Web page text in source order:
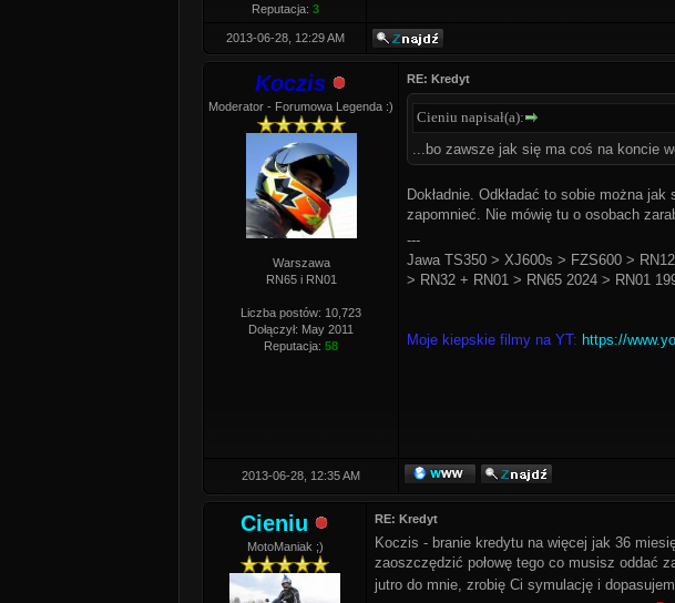
Reputacja: 3
2013-06-28, 12:29 AM
Koczis
Moderator - Forumowa Legenda :)
Warszawa
RN65 i RN01
Liczba postów: 10,723
Dołączył: May 2011
Reputacja: 58
RE: Kredyt
Cieniu napisał(a):
...bo zawsze jak się ma coś na koncie
Dokładnie. Odkładać to sobie można
zapomnieć. Nie mówię tu o osobach
---
Jawa TS350 > XJ600s > FZS600 >
> RN32 + RN01 > RN65 2024 > RN01
Moje kiepskie filmy na YT: https://
2013-06-28, 12:35 AM
Cieniu
MotoManiak ;)
RE: Kredyt
Koczis - branie kredytu na więcej jak 36
zaoszczędzić połowę tego co musisz oddać
jutro do mnie, zrobię Ci symulację i